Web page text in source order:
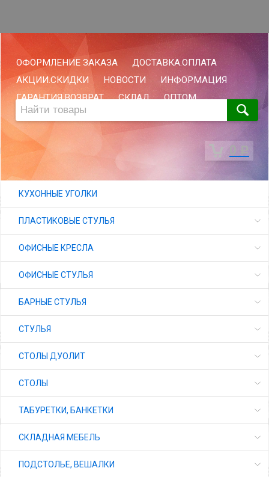
ОФОРМЛЕНИЕ ЗАКАЗА
ДОСТАВКА.ОПЛАТА
АКЦИИ.СКИДКИ
НОВОСТИ
ИНФОРМАЦИЯ
ГАРАНТИЯ.ВОЗВРАТ
СКЛАД ОПТОМ
0
КУХОННЫЕ УГОЛКИ
ПЛАСТИКОВЫЕ СТУЛЬЯ
ОФИСНЫЕ КРЕСЛА
ОФИСНЫЕ СТУЛЬЯ
БАРНЫЕ СТУЛЬЯ
СТУЛЬЯ
СТОЛЫ ДУОЛИТ
СТОЛЫ
ТАБУРЕТКИ, БАНКЕТКИ
СКЛАДНАЯ МЕБЕЛЬ
ПОДСТОЛЬЕ, ВЕШАЛКИ